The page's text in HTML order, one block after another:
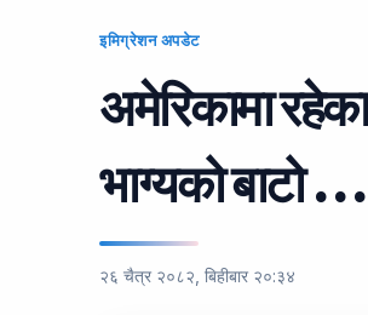
इमिग्रेशन अपडेट
अमेरिकामा
भाग्यको बाटो
२६ चैत्र २०८२, बिहीबार २०:३४